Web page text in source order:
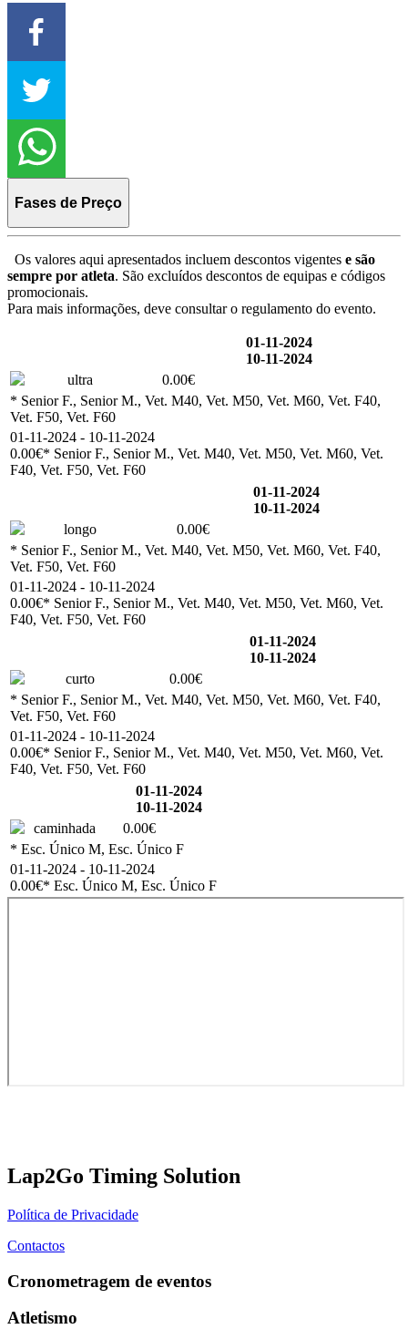
Fases de Preço
Os valores aqui apresentados incluem descontos vigentes e são
sempre por atleta. São excluídos descontos de equipas e códigos
promocionais.
Para mais informações, deve consultar o regulamento do evento.
01-11-2024
10-11-2024
ultra
0.00€
* Senior F., Senior M., Vet. M40, Vet. M50, Vet. M60, Vet. F40,
Vet. F50, Vet. F60
01-11-2024 - 10-11-2024
0.00€* Senior F., Senior M., Vet. M40, Vet. M50, Vet. M60, Vet.
F40, Vet. F50, Vet. F60
01-11-2024
10-11-2024
longo
0.00€
* Senior F., Senior M., Vet. M40, Vet. M50, Vet. M60, Vet. F40,
Vet. F50, Vet. F60
01-11-2024 - 10-11-2024
0.00€* Senior F., Senior M., Vet. M40, Vet. M50, Vet. M60, Vet.
F40, Vet. F50, Vet. F60
01-11-2024
10-11-2024
curto
0.00€
* Senior F., Senior M., Vet. M40, Vet. M50, Vet. M60, Vet. F40,
Vet. F50, Vet. F60
01-11-2024 - 10-11-2024
0.00€* Senior F., Senior M., Vet. M40, Vet. M50, Vet. M60, Vet.
F40, Vet. F50, Vet. F60
01-11-2024
10-11-2024
caminhada
0.00€
* Esc. Único M, Esc. Único F
01-11-2024 - 10-11-2024
0.00€* Esc. Único M, Esc. Único F
Lap2Go Timing Solution
Política de Privacidade
Contactos
Cronometragem de eventos
Atletismo